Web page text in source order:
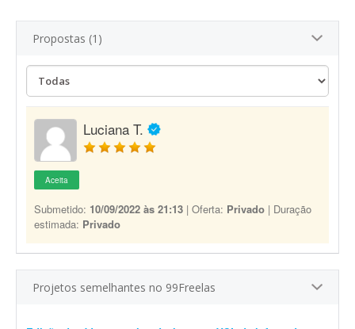
Propostas (1)
Luciana T.
Aceita
Submetido: 10/09/2022 às 21:13 | Oferta: Privado | Duração
estimada: Privado
Projetos semelhantes no 99Freelas